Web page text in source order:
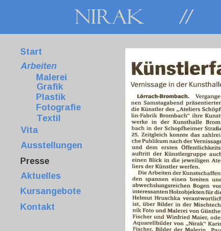
//
Nirak
Start
Malerei
Arbeiten
Grafik
Aktuelles
Ausstellungen
Vita
Textil
Fotografie
Plastik
Presse
Kontakt
Kursangebote